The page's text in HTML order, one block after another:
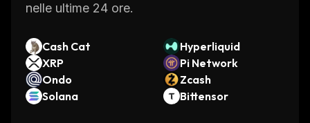
nelle ultime 24 ore.
Cash Cat
Hyperliquid
XRP
Pi Network
Ondo
Zcash
Solana
Bittensor